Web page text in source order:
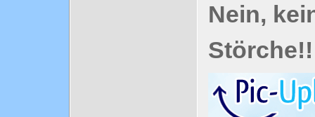
Nein,